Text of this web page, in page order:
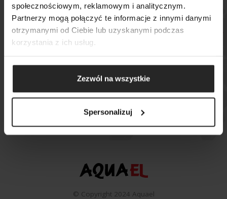
społecznościowym, reklamowym i analitycznym.
Partnerzy mogą połączyć te informacje z innymi danymi
otrzymanymi od Ciebie lub uzyskanymi podczas
korzystania z ich usług.
Zezwól na wszystkie
Spersonalizuj
Check where you can buy
© Copyright 2024 Aquael
SEARCH